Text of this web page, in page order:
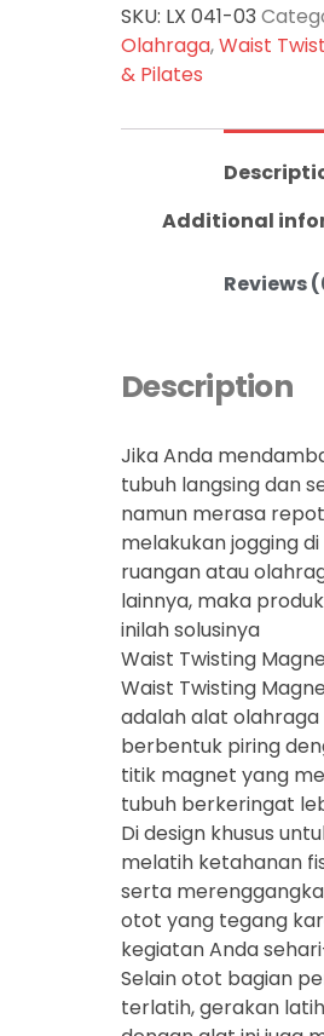
SKU: LX 041-03
Olahraga,Waist
& Pilates
Additional
Reviews
Description
Jika Anda
tubuh langsing dan
namun merasa
melakukan jogging
ruangan atau
lainnya, maka
inilah solusinya
Waist Twisting
Waist Twisting
adalah alat
berbentuk piring
titik magnet yang
tubuh berkeringat
Di design khusus
melatih ketahanan
serta
otot yang tegang
kegiatan Anda
Selain otot bagian
terlatih, gerakan